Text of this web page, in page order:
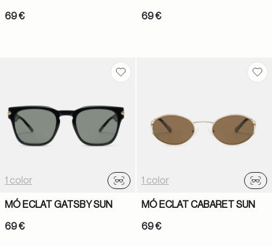
69 € 69 €
Guardar en favoritos
1 color
Probador virtual
MÓ ECLAT GATSBY SUN
69 €
1 color
MÓ ECLAT CABARET SUN
69 €